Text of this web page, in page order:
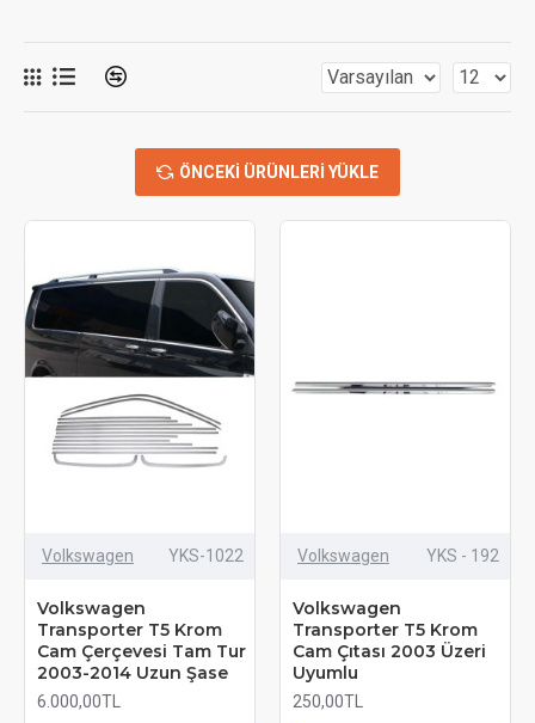
ÖNCEKI ÜRÜNLERI YÜKLE
Volkswagen YKS-1022
Volkswagen
Transporter T5 Krom
Cam Çerçevesi Tam Tur
2003-2014 Uzun Şase
6.000,00TL
Volkswagen YKS - 192
Volkswagen
Transporter T5 Krom
Cam Çıtası 2003 Üzeri
Uyumlu
250,00TL